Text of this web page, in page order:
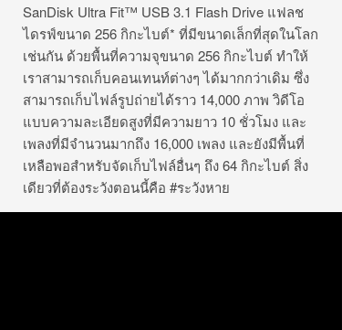
SanDisk Ultra Fit™ USB 3.1 Flash Drive แฟลช
ไดรฟ์ขนาด 256 กิกะไบต์* ที่มีขนาดเล็กที่สุดในโลก
เช่นกัน ด้วยพื้นที่ความจุขนาด 256 กิกะไบต์ ทำให้
เราสามารถเก็บคอนเทนท์ต่างๆ ได้มากกว่าเดิม ซึ่ง
สามารถเก็บไฟล์รูปถ่ายได้ราว 14,000 ภาพ วิดีโอ
แบบความละเอียดสูงที่มีความยาว 10 ชั่วโมง และ
เพลงที่มีจำนวนมากถึง 16,000 เพลง และยังมีพื้นที่
เหลือพอสำหรับจัดเก็บไฟล์อื่นๆ ถึง 64 กิกะไบต์ สิ่ง
เดียวที่ต้องระวังตอนนี้คือ #ระวังหาย